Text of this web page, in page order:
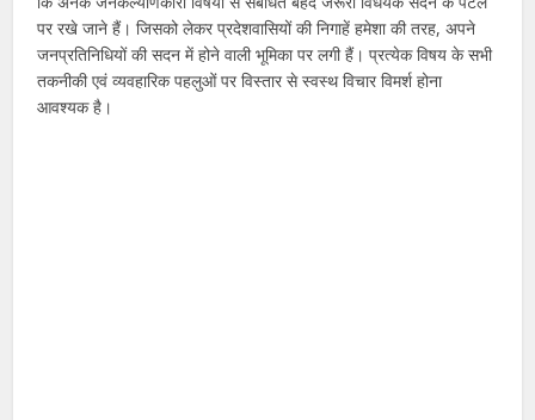
पर रखे जाने हैं। जिसको लेकर प्रदेशवासियों की निगाहें हमेशा की तरह, अपने
जनप्रतिनिधियों की सदन में होने वाली भूमिका पर लगी हैं। प्रत्येक विषय के सभी
तकनीकी एवं व्यवहारिक पहलुओं पर विस्तार से स्वस्थ विचार विमर्श होना
आवश्यक है।